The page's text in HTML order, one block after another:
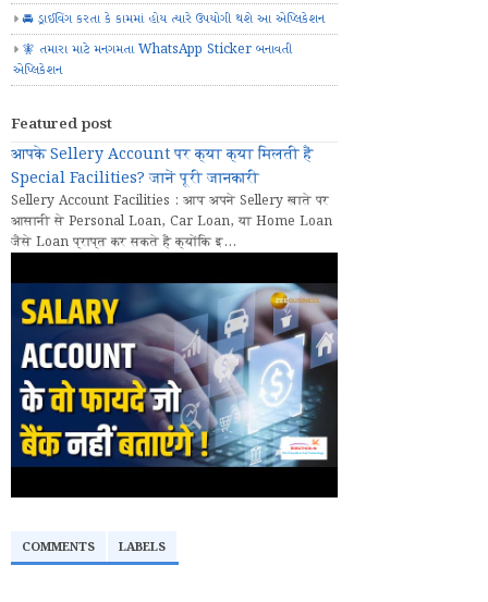
🚘 ડ્રાઈવિંગ કરતા કે કામમાં હોય ત્યારે ઉપયોગી થશે આ એપ્લિકેશન
🧚 તમારા માટે મનગમતા WhatsApp Sticker બનાવતી
એપ્લિકેશન
Featured post
आपके Sellery Account पर क्या क्या मिलती हैं
Special Facilities? जानें पूरी जानकारी
Sellery Account Facilities : आप अपने Sellery खाते पर
आसानी से Personal Loan, Car Loan, या Home Loan
जैसे Loan प्राप्त कर सकते हैं क्योंकि इ...
COMMENTS LABELS